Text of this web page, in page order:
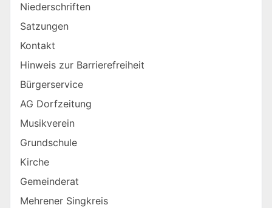
Niederschriften
Satzungen
Kontakt
Hinweis zur Barrierefreiheit
Bürgerservice
AG Dorfzeitung
Musikverein
Grundschule
Kirche
Gemeinderat
Mehrener Singkreis